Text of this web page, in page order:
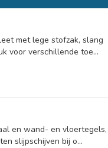
met lege stofzak, slang
voor verschillende toe...
en wand- en vloertegels,
slijpschijven bij o...